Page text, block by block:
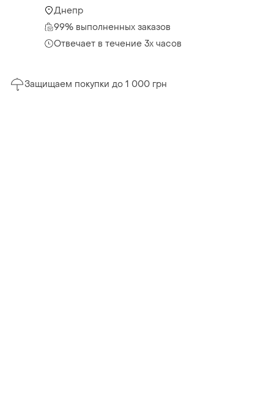
Днепр
99% выполненных заказов
Отвечает в течение 3х часов
Защищаем покупки до 1 000 грн